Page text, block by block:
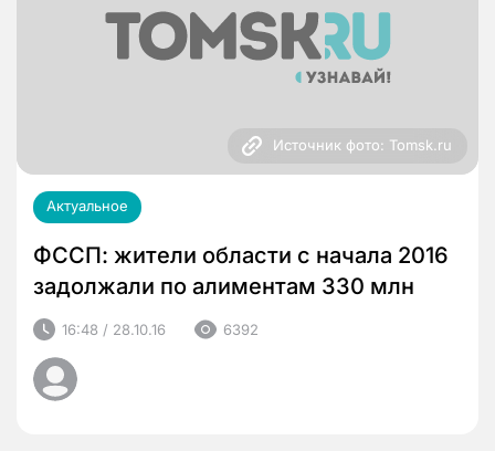
Источник фото: Tomsk.ru
Актуальное
ФССП: жители области с начала 2016
задолжали по алиментам 330 млн
16:48 / 28.10.16 6392